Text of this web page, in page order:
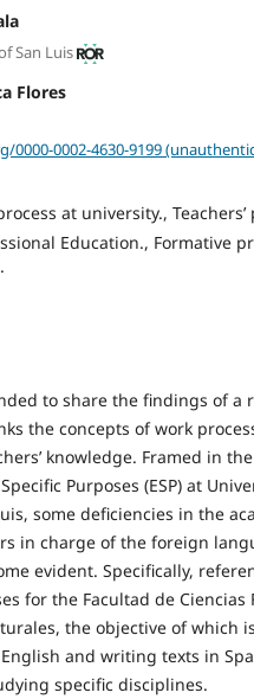
San Luis
Flores
0000-0002-4630-9199
at university., Teachers’
Education., Formative
to share the findings of a
the concepts of work
knowledge. Framed in
Purposes (ESP) at
some deficiencies in the
in charge of the foreign
evident. Specifically,
for the Facultad de Ciencias
the objective of which
and writing texts in
specific disciplines.